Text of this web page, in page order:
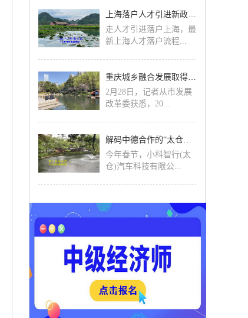
上海落户人才引进新政策2023最新细则，人才引进落
走人才引进落户上海，最
新上海人才落户流程...
重庆城乡融合发展取得新成效
2月28日，记者从市发展
改革委获悉，20...
解码中德合作的“太仓样本”
今年春节，小科智行(太
仓)汽车科技有限公...